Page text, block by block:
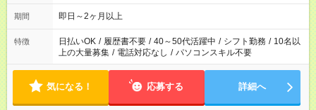
期間 即日～2ヶ月以上
特徴 日払いOK / 履歴書不要 / 40～50代活躍中 / シフト勤務 / 10名以
上の大量募集 / 電話対応なし / パソコンスキル不要
気になる！ 応募する 詳細へ